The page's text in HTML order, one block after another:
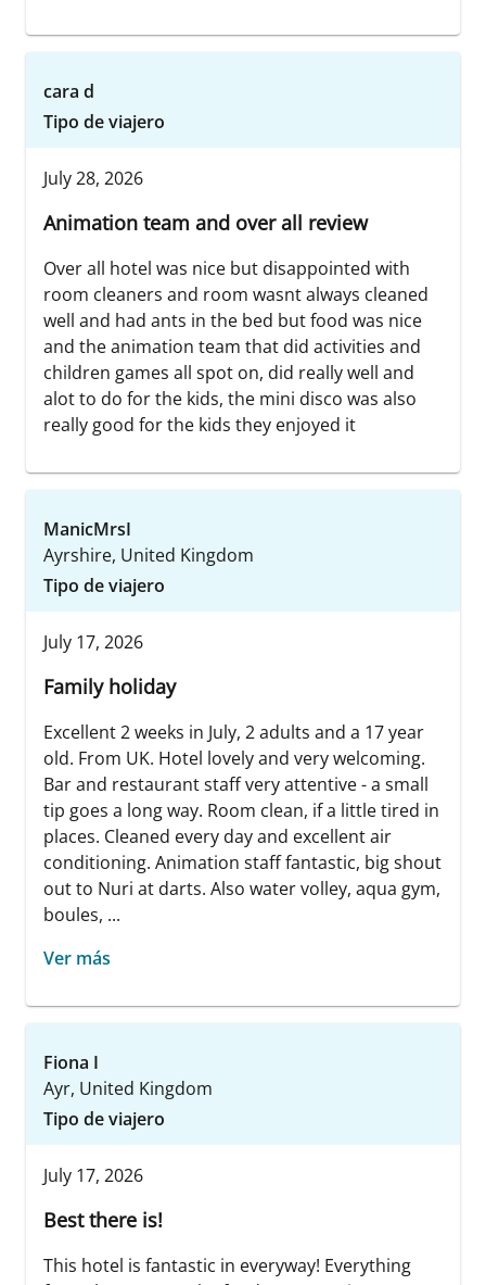
cara d
Tipo de viajero
July 28, 2026
Animation team and over all review
Over all hotel was nice but disappointed with
room cleaners and room wasnt always cleaned
well and had ants in the bed but food was nice
and the animation team that did activities and
children games all spot on, did really well and
alot to do for the kids, the mini disco was also
really good for the kids they enjoyed it
ManicMrsI
Ayrshire, United Kingdom
Tipo de viajero
July 17, 2026
Family holiday
Excellent 2 weeks in July, 2 adults and a 17 year
old. From UK. Hotel lovely and very welcoming.
Bar and restaurant staff very attentive - a small
tip goes a long way. Room clean, if a little tired in
places. Cleaned every day and excellent air
conditioning. Animation staff fantastic, big shout
out to Nuri at darts. Also water volley, aqua gym,
boules, ...
Ver más
Fiona I
Ayr, United Kingdom
Tipo de viajero
July 17, 2026
Best there is!
This hotel is fantastic in everyway! Everything